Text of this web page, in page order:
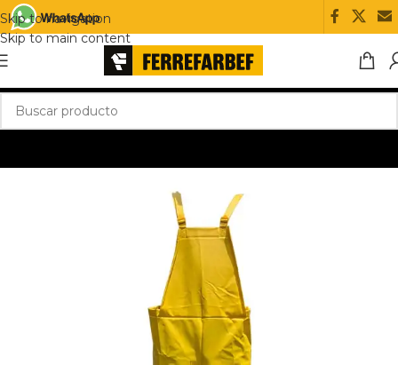
Skip to navigation
Skip to main content